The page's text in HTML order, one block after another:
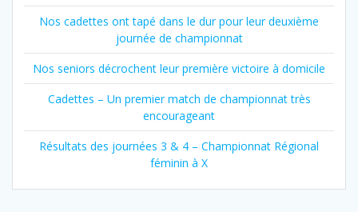
Nos cadettes ont tapé dans le dur pour leur deuxième
journée de championnat
Nos seniors décrochent leur première victoire à domicile
Cadettes – Un premier match de championnat très
encourageant
Résultats des journées 3 & 4 – Championnat Régional
féminin à X